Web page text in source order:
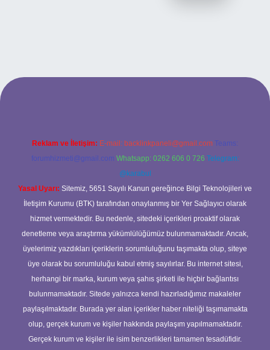
Reklam ve İletişim: E-mail: backlinkpaneli@gmail.com Teams:
forumhizmeti@gmail.com Whatsapp: 0262 606 0 726 Telegram:
@karabul
Yasal Uyarı: Sitemiz, 5651 Sayılı Kanun gereğince Bilgi Teknolojileri ve
İletişim Kurumu (BTK) tarafından onaylanmış bir Yer Sağlayıcı olarak
hizmet vermektedir. Bu nedenle, sitedeki içerikleri proaktif olarak
denetleme veya araştırma yükümlülüğümüz bulunmamaktadır. Ancak,
üyelerimiz yazdıkları içeriklerin sorumluluğunu taşımakta olup, siteye
üye olarak bu sorumluluğu kabul etmiş sayılırlar. Bu internet sitesi,
herhangi bir marka, kurum veya şahıs şirketi ile hiçbir bağlantısı
bulunmamaktadır. Sitede yalnızca kendi hazırladığımız makaleler
paylaşılmaktadır. Burada yer alan içerikler haber niteliği taşımamakta
olup, gerçek kurum ve kişiler hakkında paylaşım yapılmamaktadır.
Gerçek kurum ve kişiler ile isim benzerlikleri tamamen tesadüfidir.